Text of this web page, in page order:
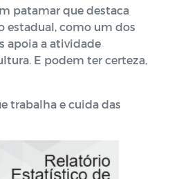
patamar que destaca
estadual, como um dos
apoia a atividade
E podem ter certeza,
trabalha e cuida das